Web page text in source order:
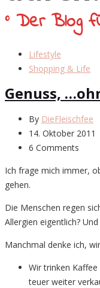
° Der Blog
Lifestyle
Shopping & Life
Genuss,
By DieFleischfee
14. Oktober 2011
6 Comments
Ich frage mich immer,
gehen.
Die Menschen regen
Allergien eigentlich?
Manchmal denke ich,
Wir trinken
teuer weiter